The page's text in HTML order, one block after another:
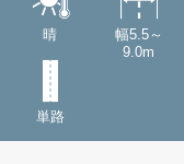
晴
幅5.5～
9.0m
単路